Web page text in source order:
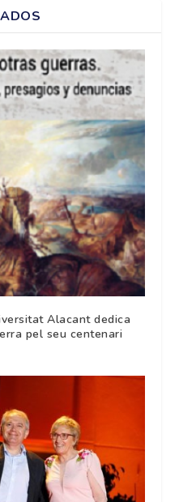
Alacant dedica
pel seu centenari